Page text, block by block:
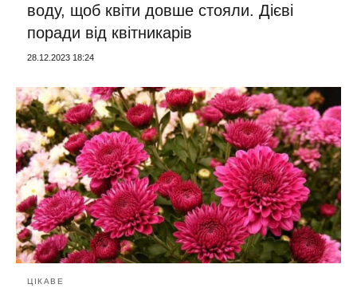
воду, щоб квіти довше стояли. Дієві
поради від квітникарів
28.12.2023 18:24
ЦІКАВЕ